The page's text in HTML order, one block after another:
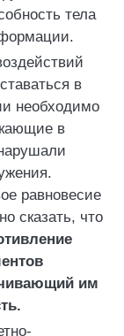
тела
в
необходимо
в
равновесие
сказать, что
им